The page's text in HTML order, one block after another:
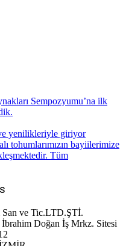
Sempozyumu’na ilk
ve yenilikleriyle giriyor
tohumlarımızın bayiilerimize
Tüm
San ve Tic.LTD.ŞTİ.
Doğan İş Mrkz. Sitesi